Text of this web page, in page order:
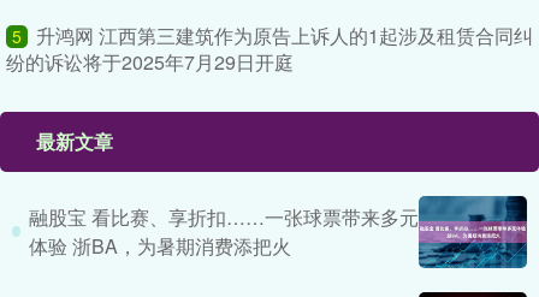
5
升鸿网 江西第三建筑作为原告上诉人的1起涉及租赁合同纠
纷的诉讼将于2025年7月29日开庭
最新文章
融股宝 看比赛、享折扣……一张球票带来多元
体验 浙BA，为暑期消费添把火